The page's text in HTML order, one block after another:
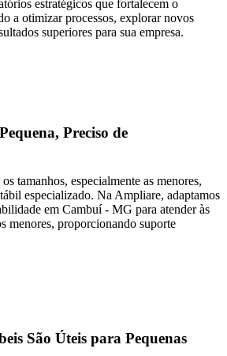
estratégicos que fortalecem o
a otimizar processos, explorar novos
superiores para sua empresa.
Preciso de
tamanhos, especialmente as menores,
especializado. Na Ampliare, adaptamos
em Cambuí - MG para atender às
menores, proporcionando suporte
São Úteis para Pequenas